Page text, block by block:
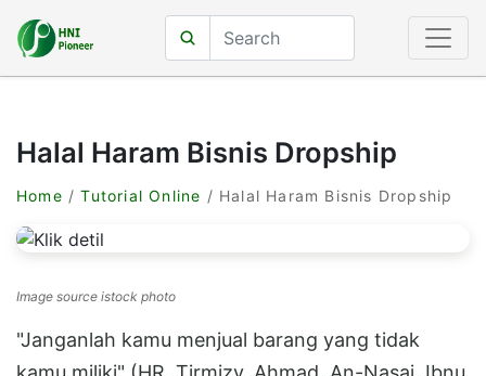
Halal Haram Bisnis Dropship
Home /Tutorial Online / Halal Haram Bisnis Dropship
Image source istock photo
"Janganlah kamu menjual barang yang tidak